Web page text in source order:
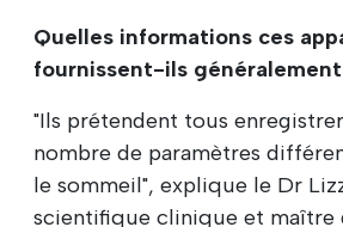
Quelles informations ces
fournissent-ils
"Ils prétendent tous
nombre de paramètres
le sommeil", explique le Dr
scientifique clinique et maître